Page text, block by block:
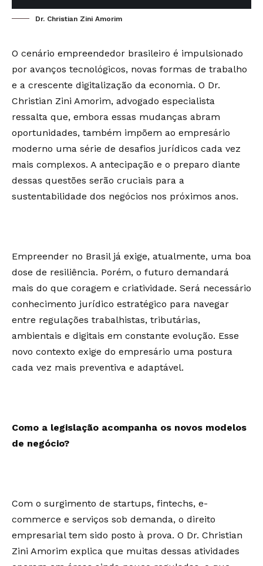
Dr. Christian Zini Amorim
O cenário empreendedor brasileiro é impulsionado
por avanços tecnológicos, novas formas de trabalho
e a crescente digitalização da economia. O Dr.
Christian Zini Amorim, advogado especialista
ressalta que, embora essas mudanças abram
oportunidades, também impõem ao empresário
moderno uma série de desafios jurídicos cada vez
mais complexos. A antecipação e o preparo diante
dessas questões serão cruciais para a
sustentabilidade dos negócios nos próximos anos.
Empreender no Brasil já exige, atualmente, uma boa
dose de resiliência. Porém, o futuro demandará
mais do que coragem e criatividade. Será necessário
conhecimento jurídico estratégico para navegar
entre regulações trabalhistas, tributárias,
ambientais e digitais em constante evolução. Esse
novo contexto exige do empresário uma postura
cada vez mais preventiva e adaptável.
Como a legislação acompanha os novos modelos
de negócio?
Com o surgimento de startups, fintechs, e-
commerce e serviços sob demanda, o direito
empresarial tem sido posto à prova. O Dr. Christian
Zini Amorim explica que muitas dessas atividades